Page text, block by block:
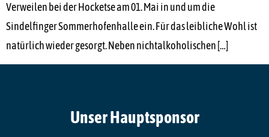
Verweilen bei der Hocketse am 01. Mai in und um die
Sindelfinger Sommerhofenhalle ein. Für das leibliche Wohl ist
natürlich wieder gesorgt. Neben nichtalkoholischen […]
Unser Hauptsponsor